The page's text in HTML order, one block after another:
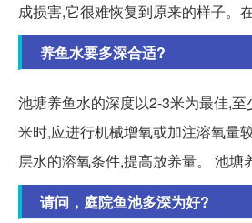
成损害,它很难恢复到原来的样子。
养鱼水要多深合适?
池塘养鱼水的深度以2-3米为最佳,
米时,应进行机械增氧或加注溶氧量
层水的溶氧条件,提高放养量。 池塘
请问，庭院鱼池多深为好?